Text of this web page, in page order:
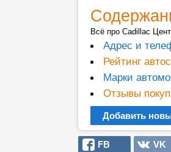
Всё про Cadillac
Адрес и
Рейтинг
Марки
Отзывы
Добавить
FB VK